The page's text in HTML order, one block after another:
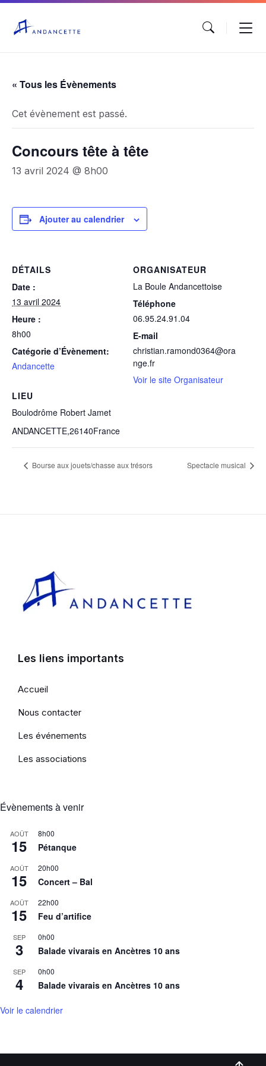
« Tous les Évènements
Cet évènement est passé.
Concours tête à tête
13 avril 2024 @ 8h00
Ajouter au calendrier
DÉTAILS
Date :
13 avril 2024
Heure :
8h00
Catégorie d’Évènement:
Andancette
LIEU
Boulodrôme Robert Jamet
ANDANCETTE,26140France
ORGANISATEUR
La Boule Andancettoise
Téléphone
06.95.24.91.04
E-mail
christian.ramond0364@ora
nge.fr
Voir le site Organisateur
Bourse aux jouets/chasse aux trésors Spectacle musical
Les liens importants
Accueil
Nous contacter
Les événements
Les associations
Évènements à venir
AOÛT
15
8h00
Pétanque
AOÛT
15
20h00
Concert – Bal
AOÛT
15
22h00
Feu d’artifice
SEP
3
0h00
Balade vivarais en Ancètres 10 ans
SEP
4
0h00
Balade vivarais en Ancètres 10 ans
Voir le calendrier